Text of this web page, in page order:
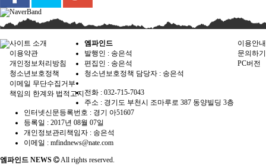
사이트 소개
이용약관
개인정보처리방침
청소년보호정책
이메일 무단수집거부
책임의 한계와 법적고지
이용안내
문의하기
PC버전
엠파인드
발행인 : 송은석
편집인 : 송은석
청소년보호정책 담당자 : 송은석
전화 : 032-715-7043
주소 : 경기도 부천시 조마루로 387 동양빌딩 3층
인터넷신문등록번호 : 경기 아51607
등록일 : 2017년 08월 07일
개인정보관리책임자 : 송은석
이메일 : mfindnews@nate.com
엠파인드 NEWS All rights reserved.